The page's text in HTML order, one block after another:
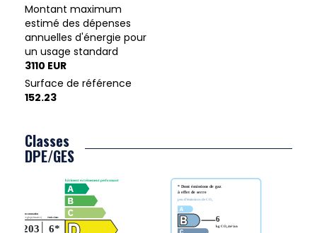
Montant maximum
estimé des dépenses
annuelles d'énergie pour
un usage standard
3110 EUR
Surface de référence
152.23
Classes
DPE/GES